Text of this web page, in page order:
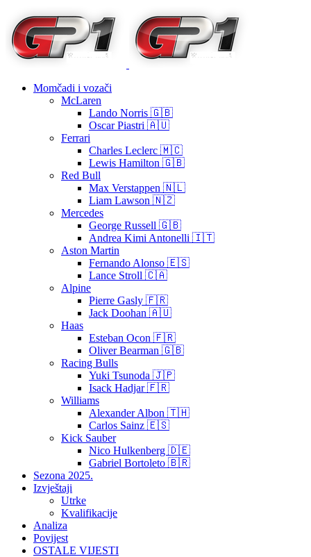
Momčadi i vozači
McLaren
Lando Norris 🇬🇧
Oscar Piastri 🇦🇺
Ferrari
Charles Leclerc 🇲🇨
Lewis Hamilton 🇬🇧
Red Bull
Max Verstappen 🇳🇱
Liam Lawson 🇳🇿
Mercedes
George Russell 🇬🇧
Andrea Kimi Antonelli 🇮🇹
Aston Martin
Fernando Alonso 🇪🇸
Lance Stroll 🇨🇦
Alpine
Pierre Gasly 🇫🇷
Jack Doohan 🇦🇺
Haas
Esteban Ocon 🇫🇷
Oliver Bearman 🇬🇧
Racing Bulls
Yuki Tsunoda 🇯🇵
Isack Hadjar 🇫🇷
Williams
Alexander Albon 🇹🇭
Carlos Sainz 🇪🇸
Kick Sauber
Nico Hulkenberg 🇩🇪
Gabriel Bortoleto 🇧🇷
Sezona 2025.
Izvještaji
Utrke
Kvalifikacije
Analiza
Povijest
OSTALE VIJESTI